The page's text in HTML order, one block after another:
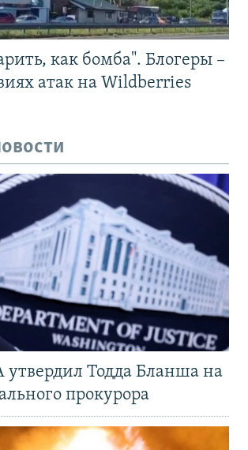
как бомба". Блогеры –
атак на Wildberries
Тодда Бланша на
прокурора